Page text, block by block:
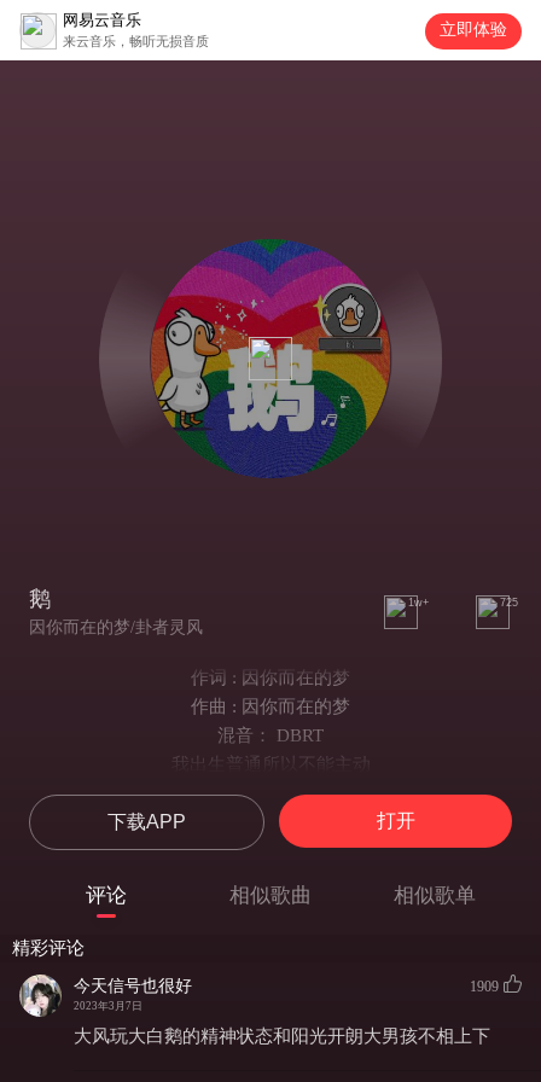
网易云音乐
来云音乐，畅听无损音质
立即体验
鹅
因你而在的梦/卦者灵风
1w+ 725
作词 : 因你而在的梦
作曲 : 因你而在的梦
混音： DBRT
我出生普通所以不能主动
常被人鼓动我们不共边
这是哪来的大白鹅身份太惨
拿张白板丢了祖宗的脸
哥们四小天鹅要去舞蹈
有人穿了我的衣服是品如的衣服
光脚不怕穿鞋的一换一
下载APP 打开
评论 相似歌曲 相似歌单
精彩评论
今天信号也很好
2023年3月7日
1909
大风玩大白鹅的精神状态和阳光开朗大男孩不相上下